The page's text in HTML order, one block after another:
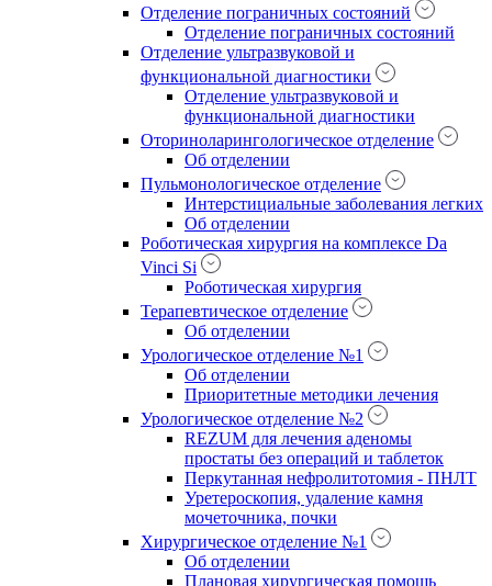
Отделение пограничных состояний
Отделение пограничных состояний
Отделение ультразвуковой и
функциональной диагностики
Отделение ультразвуковой и
функциональной диагностики
Оториноларингологическое отделение
Об отделении
Пульмонологическое отделение
Интерстициальные заболевания легких
Об отделении
Роботическая хирургия на комплексе Da
Vinci Si
Роботическая хирургия
Терапевтическое отделение
Об отделении
Урологическое отделение №1
Об отделении
Приоритетные методики лечения
Урологическое отделение №2
REZUM для лечения аденомы
простаты без операций и таблеток
Перкутанная нефролитотомия - ПНЛТ
Уретероскопия, удаление камня
мочеточника, почки
Хирургическое отделение №1
Об отделении
Плановая хирургическая помощь